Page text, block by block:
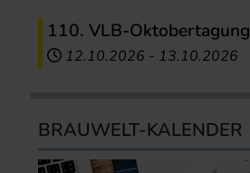
110. VLB-Oktobertagung
12.10.2026 - 13.10.2026
BRAUWELT-KALENDER